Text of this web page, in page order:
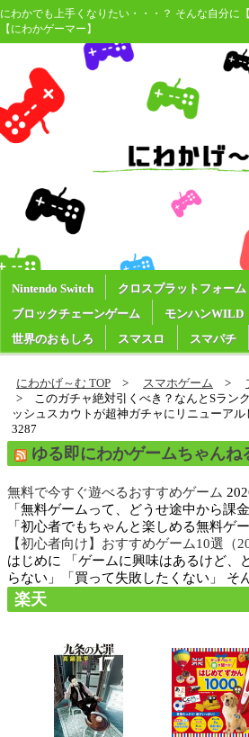
にわかでも上手くなりたい・・・？ そんな自分に
【にわかゲーマー】
Nintendo Switch クロスプラットフォーム
ブロックチェーンゲーム
モンハンWILD
世界のおもしろ
スマスロ スマパチ
にわかげ～む TOP スマホゲーム
このガチャ絶対引くべき？なんとSラン
ッシュスカウトが超神ガチャにリニューア
3287
ゆる即にわかゲームちゃんね
無料で今すぐ遊べるおすすめゲーム
「無料ゲームって、どうせ途中から課
「初心者でもちゃんと楽しめる無料ゲ
【初心者向け】おすすめゲーム10選（
はじめに 「ゲームに興味はあるけど、
らない」「買って失敗したくない」
楽天